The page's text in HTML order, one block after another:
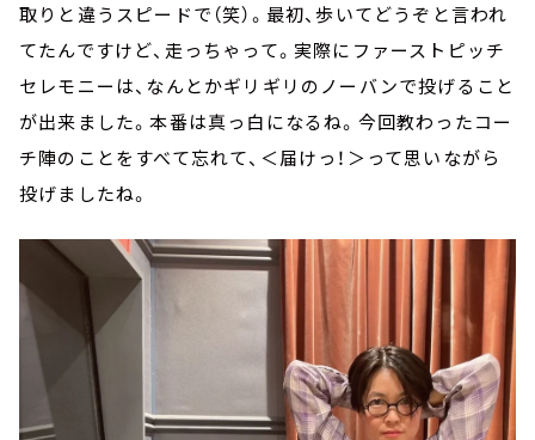
取りと違うスピードで（笑）。最初、歩いてどうぞと言われ
てたんですけど、走っちゃって。実際にファーストピッチ
セレモニーは、なんとかギリギリのノーバンで投げること
が出来ました。本番は真っ白になるね。今回教わったコー
チ陣のことをすべて忘れて、＜届けっ！＞って思いながら
投げましたね。